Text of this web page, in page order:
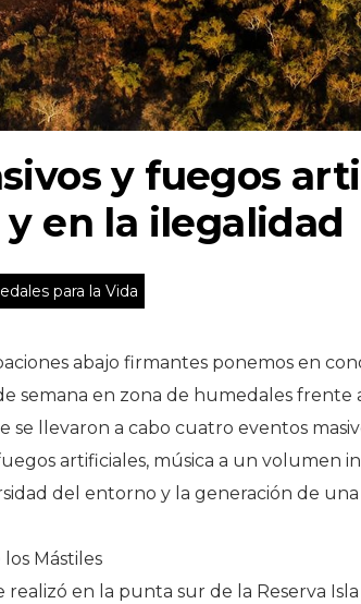
y fuegos
en la ilegalidad
para la Vida
abajo firmantes ponemos en
semana en zona de humedales frente
se llevaron a cabo cuatro eventos
artificiales, música a un volumen
del entorno y la generación de
los Mástiles
realizó en la punta sur de la Reserva